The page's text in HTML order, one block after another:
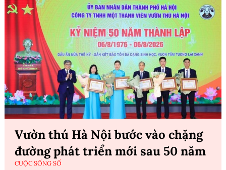
Vườn thú Hà Nội bước vào chặng
đường phát triển mới sau 50 năm
CUỘC SỐNG SỐ